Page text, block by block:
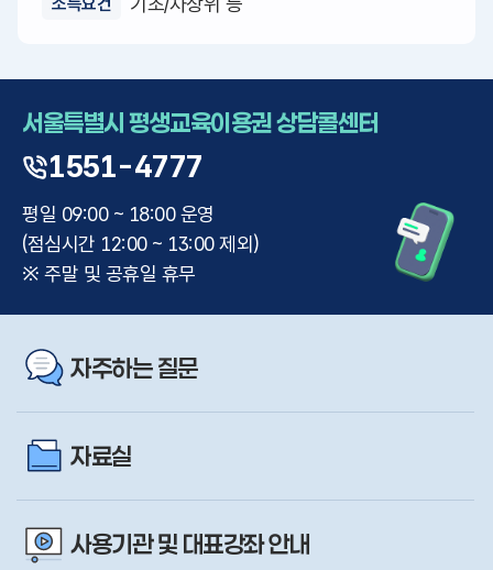
서울특별시 평생교육이용권 상담콜센터
1551-4777
평일 09:00 ~ 18:00 운영
(점심시간 12:00 ~ 13:00 제외)
※ 주말 및 공휴일 휴무
자주하는 질문
자료실
사용기관 및 대표강좌 안내